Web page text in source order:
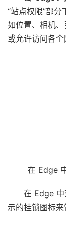
“站点权限”部分
如位置、相机
或允许访问各个
在 Edge
在 Edge 中
示的挂锁图标